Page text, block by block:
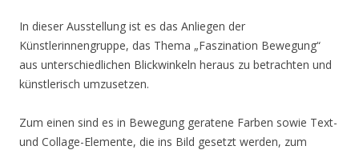
In dieser Ausstellung ist es das Anliegen der
Künstlerinnengruppe, das Thema „Faszination Bewegung“
aus unterschiedlichen Blickwinkeln heraus zu betrachten und
künstlerisch umzusetzen.
Zum einen sind es in Bewegung geratene Farben sowie Text-
und Collage-Elemente, die ins Bild gesetzt werden, zum